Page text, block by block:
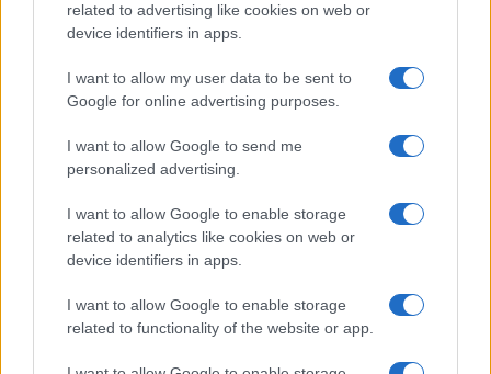
related to advertising like cookies on web or
device identifiers in apps.
I want to allow my user data to be sent to
Google for online advertising purposes.
I want to allow Google to send me
personalized advertising.
I want to allow Google to enable storage
related to analytics like cookies on web or
device identifiers in apps.
I want to allow Google to enable storage
related to functionality of the website or app.
Risto Mejide, pillado con su nueva novia:
“Ya no se esconden”